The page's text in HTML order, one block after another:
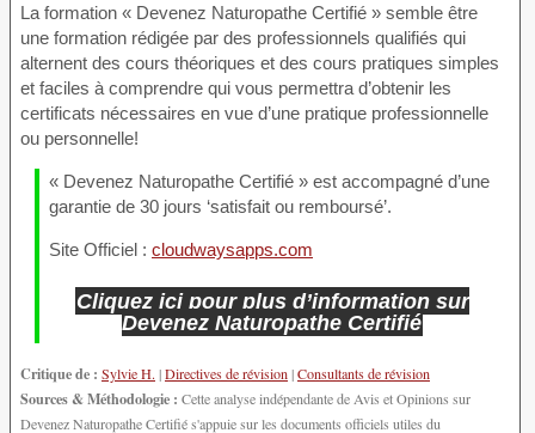
La formation « Devenez Naturopathe Certifié » semble être
une formation rédigée par des professionnels qualifiés qui
alternent des cours théoriques et des cours pratiques simples
et faciles à comprendre qui vous permettra d’obtenir les
certificats nécessaires en vue d’une pratique professionnelle
ou personnelle!
« Devenez Naturopathe Certifié » est accompagné d’une
garantie de 30 jours ‘satisfait ou remboursé’.
Site Officiel : cloudwaysapps.com
Cliquez ici pour plus d’information sur
Devenez Naturopathe Certifié
Critique de : Sylvie H. |Directives de révision|Consultants de révision
Sources & Méthodologie : Cette analyse indépendante de Avis et Opinions sur
Devenez Naturopathe Certifié s'appuie sur les documents officiels utiles du